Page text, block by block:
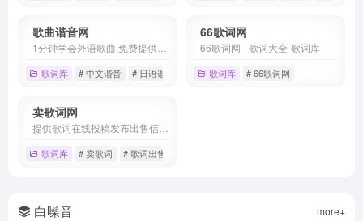
歌曲谐音网
歌词库 # 中文谐音 # 日语谐音 # 粤语谐音
66歌词网
66歌词网 - 歌词大全-歌词库
歌词库 # 66歌词网
卖歌词网
歌词库 # 卖歌词 # 歌词出售
白噪音 more+